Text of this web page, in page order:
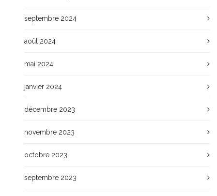
septembre 2024
août 2024
mai 2024
janvier 2024
décembre 2023
novembre 2023
octobre 2023
septembre 2023